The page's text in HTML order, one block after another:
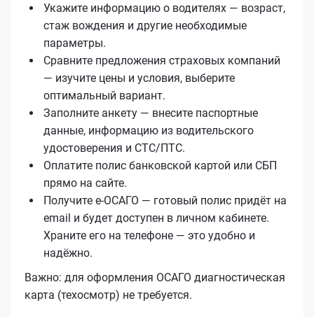
Укажите информацию о водителях — возраст,
стаж вождения и другие необходимые
параметры.
Сравните предложения страховых компаний
— изучите цены и условия, выберите
оптимальный вариант.
Заполните анкету — внесите паспортные
данные, информацию из водительского
удостоверения и СТС/ПТС.
Оплатите полис банковской картой или СБП
прямо на сайте.
Получите е‑ОСАГО — готовый полис придёт на
email и будет доступен в личном кабинете.
Храните его на телефоне — это удобно и
надёжно.
Важно: для оформления ОСАГО диагностическая
карта (техосмотр) не требуется.